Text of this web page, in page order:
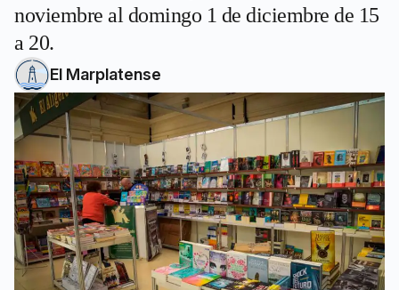
noviembre al domingo 1 de diciembre de 15
a 20.
El Marplatense